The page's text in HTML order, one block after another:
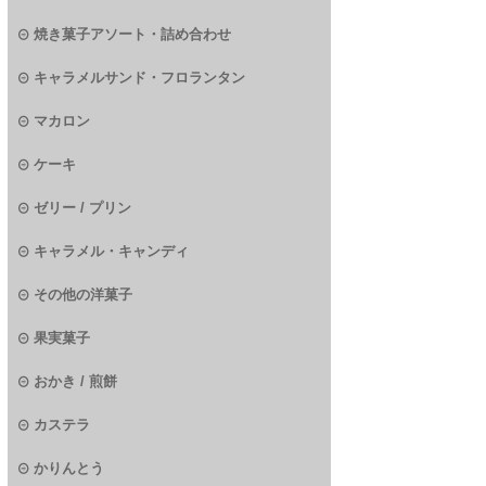
焼き菓子アソート・詰め合わせ
キャラメルサンド・フロランタン
マカロン
ケーキ
ゼリー / プリン
キャラメル・キャンディ
その他の洋菓子
果実菓子
おかき / 煎餅
カステラ
かりんとう